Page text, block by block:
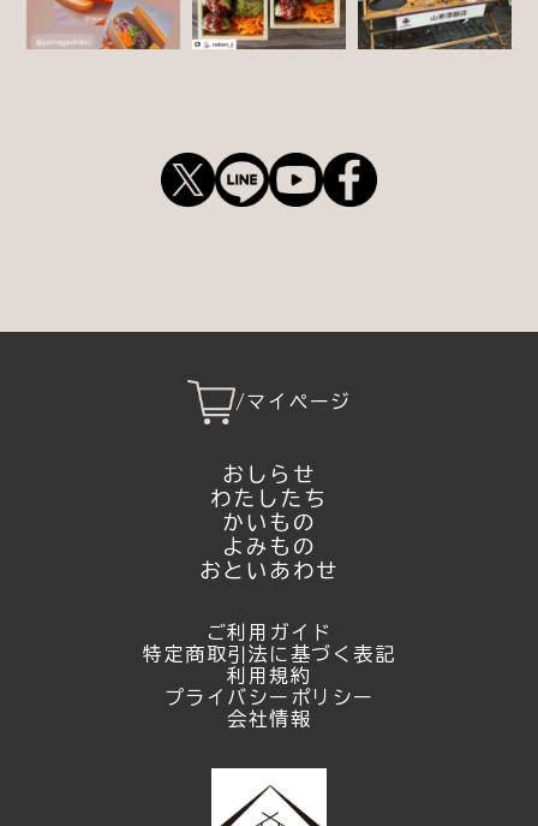
/マイページ
おしらせ
わたしたち
かいもの
よみもの
おといあわせ
ご利用ガイド
特定商取引法に基づく表記
利用規約
プライバシーポリシー
会社情報